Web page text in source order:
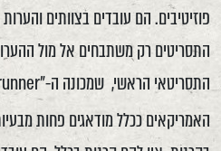
פוזיטיבים. הם עובדים בצוותים
התסריטים רק משתבחים אל מול
התסריטאי הראשי, שמכונה ה-"show runner", הוא המלך.
האמריקאים ככלל מודאגים פחות